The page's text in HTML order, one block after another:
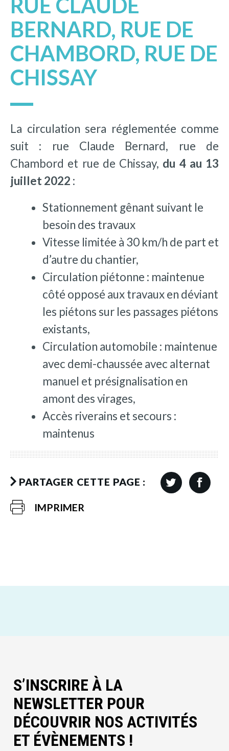
RUE CLAUDE
BERNARD, RUE DE
CHAMBORD, RUE DE
CHISSAY
La circulation sera réglementée comme
suit : rue Claude Bernard, rue de
Chambord et rue de Chissay, du 4 au 13
juillet 2022 :
Stationnement gênant suivant le
besoin des travaux
Vitesse limitée à 30 km/h de part et
d’autre du chantier,
Circulation piétonne : maintenue
côté opposé aux travaux en déviant
les piétons sur les passages piétons
existants,
Circulation automobile : maintenue
avec demi-chaussée avec alternat
manuel et présignalisation en
amont des virages,
Accès riverains et secours :
maintenus
PARTAGER CETTE PAGE :
IMPRIMER
S’INSCRIRE À LA
NEWSLETTER POUR
DÉCOUVRIR NOS ACTIVITÉS
ET ÉVÈNEMENTS !